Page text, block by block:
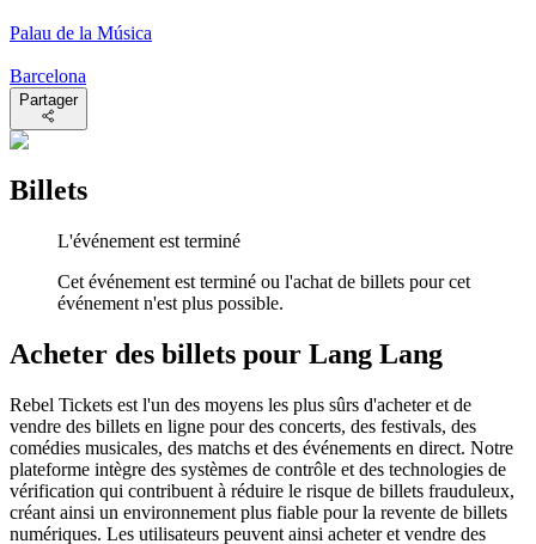
Palau de la Música
Barcelona
Partager
Billets
L'événement est terminé
Cet événement est terminé ou l'achat de billets pour cet
événement n'est plus possible.
Acheter des billets pour Lang Lang
Rebel Tickets est l'un des moyens les plus sûrs d'acheter et de
vendre des billets en ligne pour des concerts, des festivals, des
comédies musicales, des matchs et des événements en direct. Notre
plateforme intègre des systèmes de contrôle et des technologies de
vérification qui contribuent à réduire le risque de billets frauduleux,
créant ainsi un environnement plus fiable pour la revente de billets
numériques. Les utilisateurs peuvent ainsi acheter et vendre des